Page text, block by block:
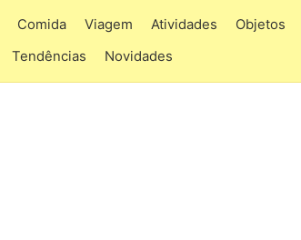
Comida Viagem Atividades Objetos
Tendências Novidades